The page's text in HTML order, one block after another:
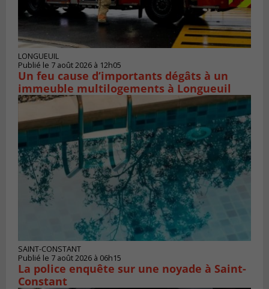
LONGUEUIL
Publié le 7 août 2026 à 12h05
Un feu cause d’importants dégâts à un
immeuble multilogements à Longueuil
SAINT-CONSTANT
Publié le 7 août 2026 à 06h15
La police enquête sur une noyade à Saint-
Constant